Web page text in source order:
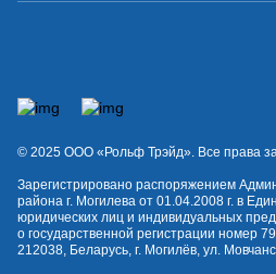
© 2025 OOO «Рольф Трэйд». Все права
Зарегистрировано распоряжением
района г. Могилева от 01.04.2008 г. в
юридических лиц и индивидуальных
о государственной регистрации номер
212038, Беларусь, г. Могилёв, ул.